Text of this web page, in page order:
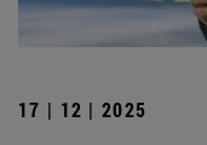
17 | 12 | 2025